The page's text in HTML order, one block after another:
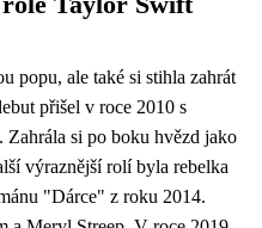
popu, ale také si stihla zahrát
přišel v roce 2010 s
si po boku hvězd jako
výraznější rolí byla rebelka
"Dárce" z roku 2014.